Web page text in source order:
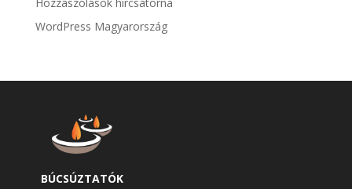
WordPress Magyarország
BÚCSÚZTATÓK